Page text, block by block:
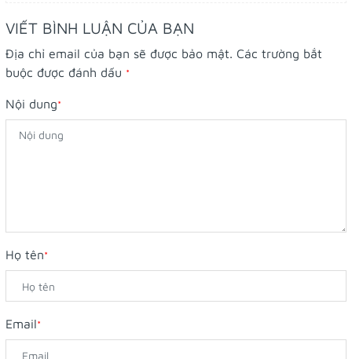
VIẾT BÌNH LUẬN CỦA BẠN
Địa chỉ email của bạn sẽ được bảo mật. Các trường bắt
buộc được đánh dấu *
Nội dung*
Họ tên*
Email*